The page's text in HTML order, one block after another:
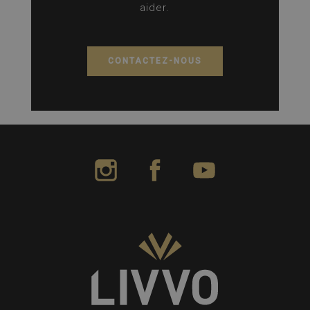
aider.
CONTACTEZ-NOUS
LIVVO Hotels Instagram
LIVVO Hotels Facebook
LIVVO Hotels